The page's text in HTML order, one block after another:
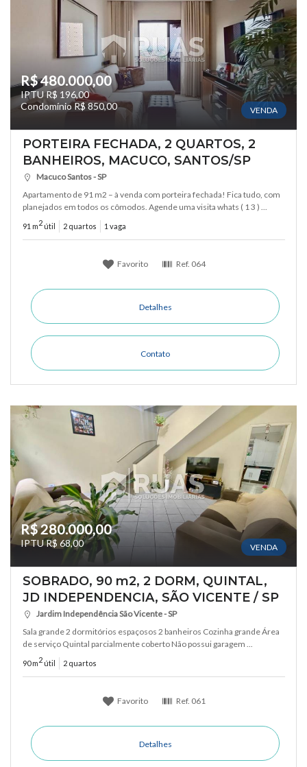
R$ 480.000,00
IPTU R$ 196,00
Condomínio R$ 850,00
VENDA
PORTEIRA FECHADA, 2 QUARTOS, 2
BANHEIROS, MACUCO, SANTOS/SP
Macuco Santos - SP
Apartamento de 91 m2 – à venda com porteira fechada! Fica tudo, com
planejados em todos os cômodos. Agende uma visita whats ( 1 3 ) ...
91 m2 útil 2 quartos 1 vaga
Favorito Ref. 064
Detalhes
Contato
R$ 280.000,00
IPTU R$ 68,00 VENDA
SOBRADO, 90 m2, 2 DORM, QUINTAL,
JD INDEPENDENCIA, SÃO VICENTE / SP
Jardim Independência São Vicente - SP
Sala grande 2 dormitórios espaçosos 2 banheiros Cozinha grande Área
de serviço Quintal parcialmente coberto Não possui garagem ...
90 m2 útil 2 quartos
Favorito Ref. 061
Detalhes